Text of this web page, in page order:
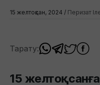
15 желтоқсан, 2024 / Перизат
Тарату:
15